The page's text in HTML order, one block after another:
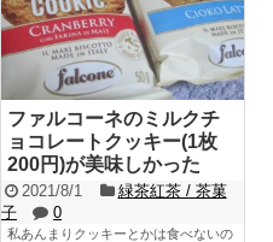
ファルコーネのミルクチ
ョコレートクッキー(1枚
200円)が美味しかった
2021/8/1
緑茶紅茶 / 茶菓
子
0
私あんまりクッキーとかは食べないの